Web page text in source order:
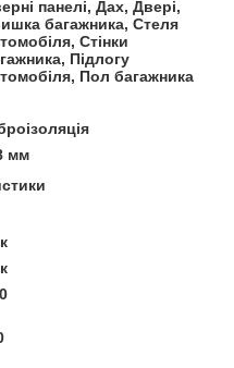
панелі, Дах, Двері,
багажника, Стеля
Стінки
Підлогу
Пол багажника
мм